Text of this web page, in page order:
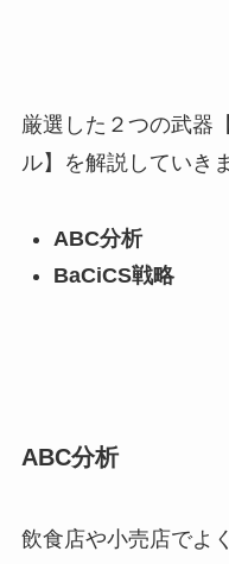
厳選した２つの武器
ル】を解説していき
ABC分析
BaCiCS戦略
ABC分析
飲食店や小売店でよ